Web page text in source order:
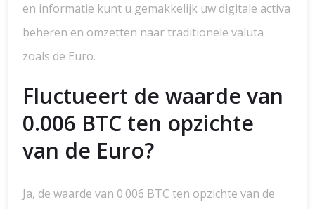
en informatie kunt u gemakkelijk uw digitale activa
beheren en omzetten naar traditionele valuta
zoals de Euro.
Fluctueert de waarde van
0.006 BTC ten opzichte
van de Euro?
Ja, de waarde van 0.006 BTC ten opzichte van de